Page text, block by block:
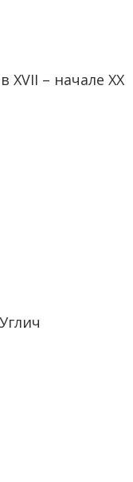
XVII – начале XX